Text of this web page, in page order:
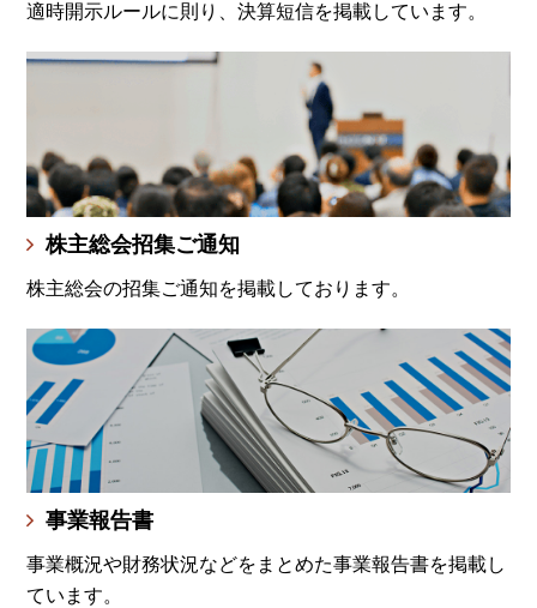
適時開示ルールに則り、決算短信を掲載しています。
株主総会招集ご通知
株主総会の招集ご通知を掲載しております。
事業報告書
事業概況や財務状況などをまとめた事業報告書を掲載し
ています。